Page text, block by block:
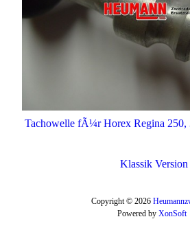
Tachowelle fÃ¼r Horex Regina 250,
Klassik Version
Copyright © 2026
Powered by XonSoft